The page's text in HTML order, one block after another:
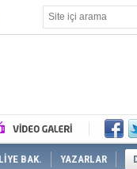
BAK. YAZARLAR